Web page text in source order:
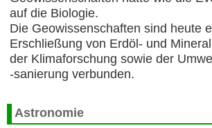
auf die Biologie.
Die Geowissenschaften sind heute
Erschließung von Erdöl- und
der Klimaforschung sowie der
-sanierung verbunden.
Astronomie